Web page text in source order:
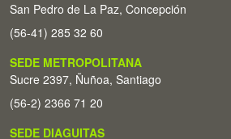
San Pedro de La Paz, Concepción
(56-41) 285 32 60
SEDE METROPOLITANA
Sucre 2397, Ñuñoa, Santiago
(56-2) 2366 71 20
SEDE DIAGUITAS